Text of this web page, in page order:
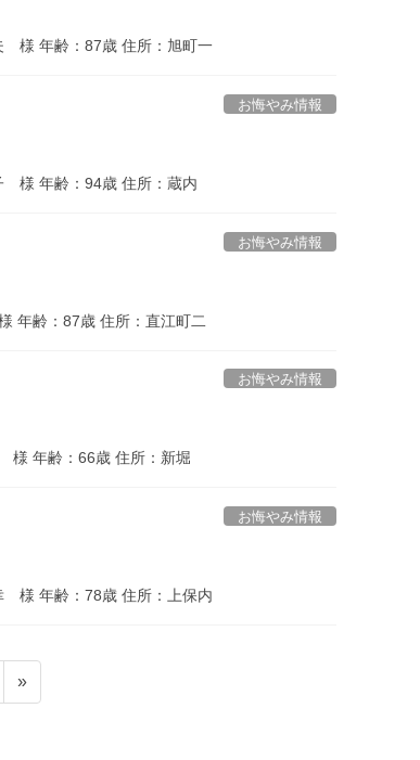
様 年齢：87歳 住所：旭町一
お悔やみ情報
様 年齢：94歳 住所：蔵内
お悔やみ情報
齢：87歳 住所：直江町二
お悔やみ情報
年齢：66歳 住所：新堀
お悔やみ情報
様 年齢：78歳 住所：上保内
»